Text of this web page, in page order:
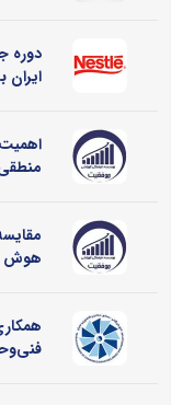
دوره
ایران
هوش و